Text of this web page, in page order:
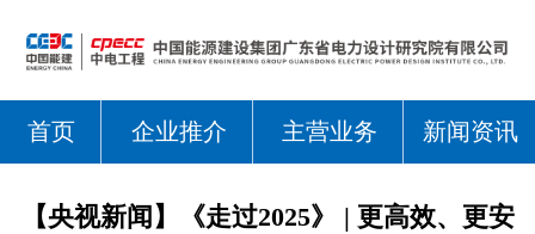
首页 企业推介 主营业务 新闻资讯
【央视新闻】《走过2025》 | 更高效、更安